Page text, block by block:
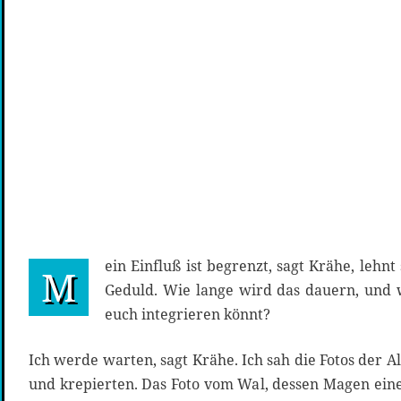
M
ein Einfluß ist begrenzt, sagt Krähe,
Geduld. Wie lange wird das dauern,
euch integrieren könnt?
Ich werde warten, sagt Krähe. Ich sah die Fotos der
und krepierten. Das Foto vom Wal, dessen Magen